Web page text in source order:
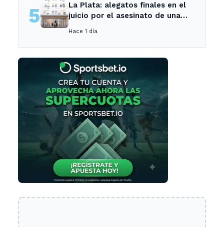
5
La Plata: alegatos finales en el
juicio por el asesinato de una
Hace 1 día